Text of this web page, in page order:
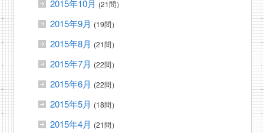
2015年10月 (21問）
2015年9月 (19問）
2015年8月 (21問）
2015年7月 (22問）
2015年6月 (22問）
2015年5月 (18問）
2015年4月 (21問）